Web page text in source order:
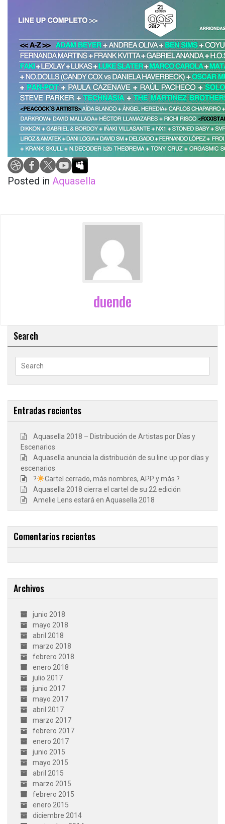
Posted in Aquasella
duende
Search
Search
Entradas recientes
Aquasella 2018 – Distribución de Artistas por Días y
Escenarios
Aquasella anuncia la distribución de su line up por días y
escenarios
?
Cartel cerrado, más nombres, APP y más ?
Aquasella 2018 cierra el cartel de su 22 edición
Amelie Lens estará en Aquasella 2018
Comentarios recientes
Archivos
junio 2018
mayo 2018
abril 2018
marzo 2018
febrero 2018
enero 2018
julio 2017
junio 2017
mayo 2017
abril 2017
marzo 2017
febrero 2017
enero 2017
junio 2015
mayo 2015
abril 2015
marzo 2015
febrero 2015
enero 2015
diciembre 2014